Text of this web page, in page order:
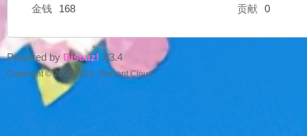
金钱
168 贡献 0
Powered by Discuz! X3.4
Copyright © 2001-2021, Tencent Cloud.